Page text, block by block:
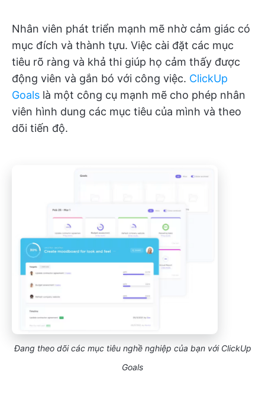
Nhân viên phát triển mạnh mẽ nhờ cảm giác có
mục đích và thành tựu. Việc cài đặt các mục
tiêu rõ ràng và khả thi giúp họ cảm thấy được
động viên và gắn bó với công việc. ClickUp
Goals là một công cụ mạnh mẽ cho phép nhân
viên hình dung các mục tiêu của mình và theo
dõi tiến độ.
Đang theo dõi các mục tiêu nghề nghiệp của bạn với ClickUp
Goals